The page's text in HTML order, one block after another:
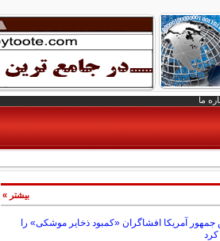
ما
جمهور آمریکا افشاگران «کمبود ذخایر موشکی» را
کرد
بیشتر »